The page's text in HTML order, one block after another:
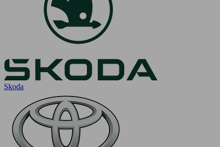
Skoda